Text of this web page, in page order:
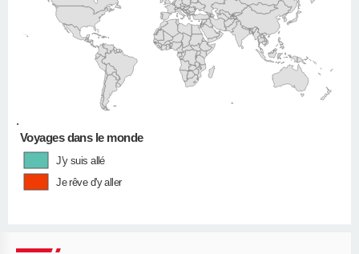
•
Voyages dans le monde
J'y suis allé
Je rêve d'y aller